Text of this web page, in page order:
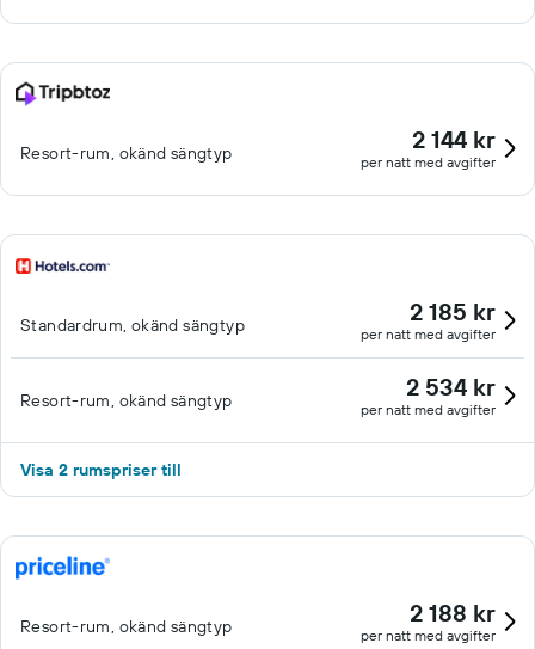
Resort-rum, okänd sängtyp 2 144 kr
per natt med avgifter
Standardrum, okänd sängtyp 2 185 kr
per natt med avgifter
Resort-rum, okänd sängtyp 2 534 kr
per natt med avgifter
Visa 2 rumspriser till
Resort-rum, okänd sängtyp 2 188 kr
per natt med avgifter